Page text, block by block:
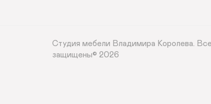
Студия мебели Владимира Королева.
защищены© 2026